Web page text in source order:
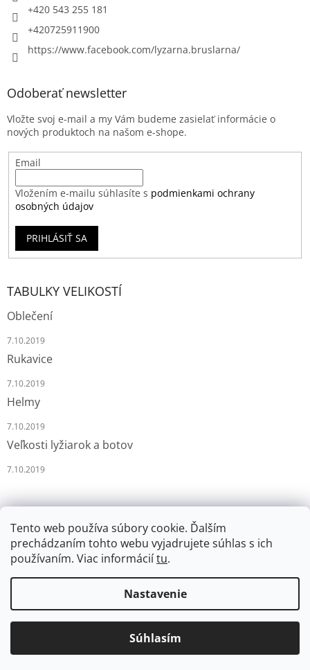
Tento web používa súbory cookie. Ďalším
prechádzaním tohto webu vyjadrujete súhlas s ich
používaním. Viac informáciítu.
Nastavenie
Súhlasím
+420 543 255 181
+420725911900
https://www.facebook.com/lyzarna.bruslarna/
Odoberať newsletter
Vložte svoj e-mail a my Vám budeme zasielať informácie o
nových produktoch na našom e-shope.
Email
Vložením e-mailu súhlasíte s podmienkami ochrany
osobných údajov
PRIHLÁSIŤ SA
TABULKY VELIKOSTÍ
Oblečení
7.10.2019
Rukavice
7.10.2019
Helmy
7.10.2019
Veľkosti lyžiarok a botov
7.10.2019
vyhradené.